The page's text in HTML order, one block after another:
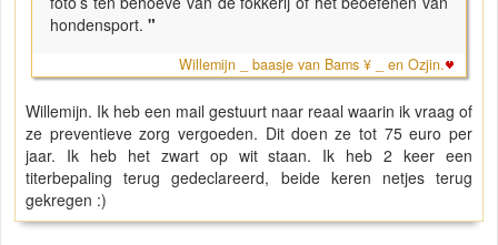
hondensport. "
Willemijn _ baasje van Bams ¥ _ en Ozjin.
Willemijn. Ik heb een mail gestuurt naar reaal waarin ik vraag of
ze preventieve zorg vergoeden. Dit doen ze tot 75 euro per
jaar. Ik heb het zwart op wit staan. Ik heb 2 keer een
titerbepaling terug gedeclareerd, beide keren netjes terug
gekregen :)